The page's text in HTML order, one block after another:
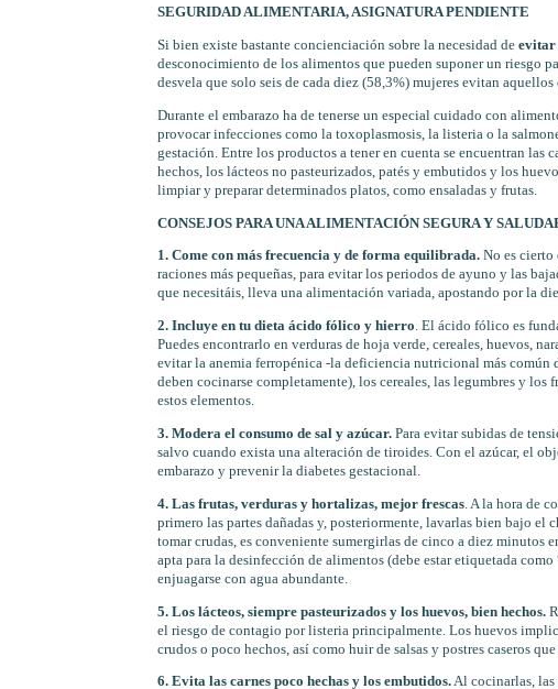
SEGURIDAD ALIMENTARIA, ASIGNATURA PENDIENTE
Si bien existe bastante concienciación sobre la necesidad de evitar
desconocimiento de los alimentos que pueden suponer un riesgo
desvela que solo seis de cada diez (58,3%) mujeres evitan
Durante el embarazo ha de tenerse un especial cuidado con
provocar infecciones como la toxoplasmosis, la listeria o la
gestación. Entre los productos a tener en cuenta se encuentran las
hechos, los lácteos no pasteurizados, patés y embutidos y los
limpiar y preparar determinados platos, como ensaladas y frutas.
CONSEJOS PARA UNA ALIMENTACIÓN SEGURA Y
1. Come con más frecuencia y de forma equilibrada.No es cierto
raciones más pequeñas, para evitar los periodos de ayuno y las
que necesitáis, lleva una alimentación variada, apostando por la
2. Incluye en tu dieta ácido fólico y hierro. El ácido fólico es
Puedes encontrarlo en verduras de hoja verde, cereales, huevos,
evitar la anemia ferropénica -la deficiencia nutricional más común
deben cocinarse completamente), los cereales, las legumbres y los
estos elementos.
3. Modera el consumo de sal y azúcar. Para evitar subidas de
salvo cuando exista una alteración de tiroides. Con el azúcar, el
embarazo y prevenir la diabetes gestacional.
4. Las frutas, verduras y hortalizas, mejor frescas. A la hora de
primero las partes dañadas y, posteriormente, lavarlas bien bajo el
tomar crudas, es conveniente sumergirlas de cinco a diez minutos
apta para la desinfección de alimentos (debe estar etiquetada
enjuagarse con agua abundante.
5. Los lácteos, siempre pasteurizados y los huevos, bien hechos.
el riesgo de contagio por listeria principalmente. Los huevos
crudos o poco hechos, así como huir de salsas y postres caseros
6. Evita las carnes poco hechas y los embutidos.Al cocinarlas, las